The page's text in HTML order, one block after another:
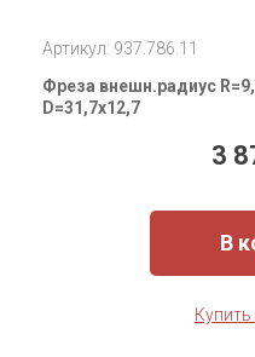
Артикул: 937.786.11
Фреза внешн.радиус
D=31,7x12,7
3
В
Купить